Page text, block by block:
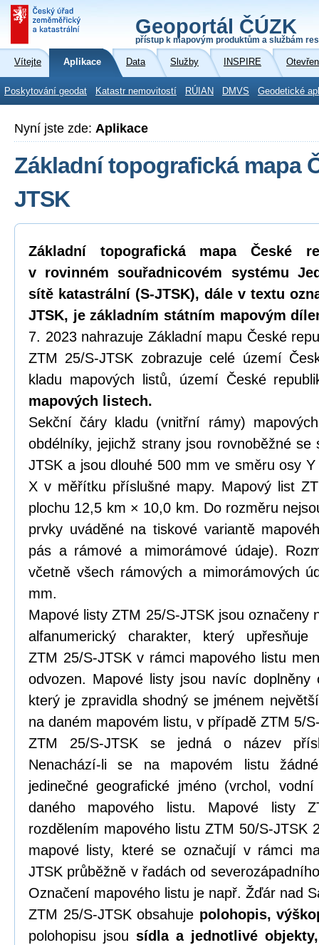
Geoportál ČÚZK
přístup k mapovým produktům a službám
Vítejte Aplikace Data Služby INSPIRE
Poskytování geodat Katastr nemovitostí RÚIAN DMVS Geodetické
Nyní jste zde: Aplikace
Základní topografická mapa
JTSK
Základní topografická mapa České
v rovinném souřadnicovém systému
sítě katastrální (S-JTSK), dále v textu
JTSK, je základním státním mapovým
7. 2023 nahrazuje Základní mapu České
ZTM 25/S-JTSK zobrazuje celé území
kladu mapových listů, území České
mapových listech.
Sekční čáry kladu (vnitřní rámy)
obdélníky, jejichž strany jsou rovnoběžné se
JTSK a jsou dlouhé 500 mm ve směru osy
X v měřítku příslušné mapy. Mapový list
plochu 12,5 km × 10,0 km. Do rozměru
prvky uváděné na tiskové variantě
pás a rámové a mimorámové údaje).
včetně všech rámových a mimorámových
mm.
Mapové listy ZTM 25/S-JTSK jsou
alfanumerický charakter, který
ZTM 25/S-JTSK v rámci mapového listu
odvozen. Mapové listy jsou navíc doplněny
který je zpravidla shodný se jménem
na daném mapovém listu, v případě ZTM 5/
ZTM 25/S-JTSK se jedná o název
Nenachází-li se na mapovém listu
jedinečné geografické jméno (vrchol,
daného mapového listu. Mapové listy
rozdělením mapového listu ZTM 50/S-JTSK
mapové listy, které se označují v rámci
JTSK průběžně v řadách od
Označení mapového listu je např. Žďár nad
ZTM 25/S-JTSK obsahuje polohopis,
polohopisu jsou sídla a jednotlivé